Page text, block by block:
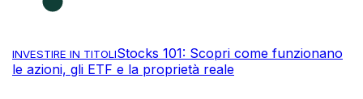
INVESTIRE IN TITOLIStocks 101: Scopri come funzionano
le azioni, gli ETF e la proprietà reale